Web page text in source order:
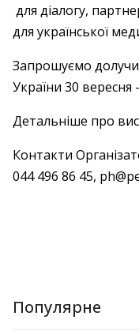
для діалогу,
для української
Запрошуємо
України 30 вересня
Детальніше про
Контакти
044 496 86 45,
Популярне